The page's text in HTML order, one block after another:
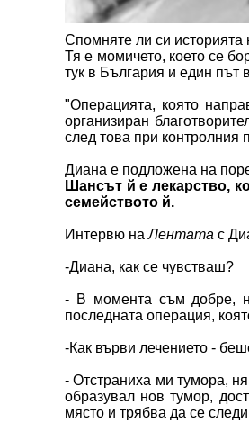
Спомняте ли си историята
Тя е момичето, което се
тук в България и един път
"Операцията, която
организиран
след това при контролния
Диана е подложена на
Шансът й е лекарство,
семейството й.
Интервю наЛентата с
-Диана, как се чувстваш?
- В момента съм добре,
последната операция,
-Как върви лечението -
- Отстраниха ми тумора,
образувал нов тумор,
място и трябва да се